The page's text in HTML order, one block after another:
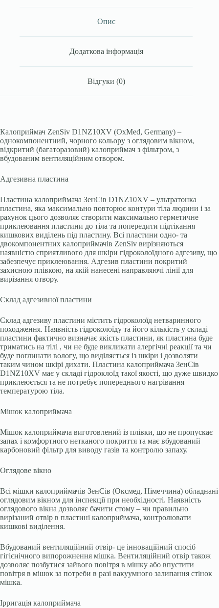
кількість
Опис
Додаткова інформація
Відгуки (0)
Калоприймач ZenSiv D1NZ10XV (OxMed, Germany) –
однокомпонентний, чорного кольору з оглядовим вікном,
відкритий (багаторазовий) калоприймач з фільтром, з
вбудованим вентиляційним отвором.
Адгезивна пластина
Пластина калоприймача ЗенСів D1NZ10XV – ультратонка
пластина, яка максимально повторює контури тіла людини і за
рахунок цього дозволяє створити максимально герметичне
приклеювання пластини до тіла та попередити підтікання
кишкових виділень під пластину. Всі пластини одно- та
двокомпонентних калоприймачів ZenSiv вирізняються
наявністю сприятливого для шкіри гідроколоїдного адгезиву, що
забезпечує приклеювання. Адгезив пластини покритий
захисною плівкою, на якій нанесені направляючі лінії для
вирізання отвору.
Склад адгезивної пластини
Склад адгезиву пластини містить гідроколоїд нетваринного
походження. Наявність гідроколоїду та його кількість у складі
пластини фактично визначає якість пластини, як пластина буде
триматись на тілі , чи не буде викликати алергічні реакції та чи
буде поглинати вологу, що виділяється із шкіри і дозволяти
таким чином шкірі дихати. Пластина калоприймача ЗенСів
D1NZ10XV має у складі гідроклоїд такої якості, що дуже швидко
приклеюється та не потребує попереднього нагрівання
температурою тіла.
Мішок калоприймача
Мішок калоприймача виготовлений із плівки, що не пропускає
запах і комфортного нетканого покриття та має вбудований
карбоновий фільтр для виводу газів та контролю запаху.
Оглядове вікно
Всі мішки калоприймачів ЗенСів (Оксмед, Німеччина) обладнані
оглядовим вікном для інспекції при необхідності. Наявність
оглядового вікна дозволяє бачити стому – чи правильно
вирізаний отвір в пластині калоприймача, контролювати
кишкові виділення.
Вбудований вентиляційний отвір- це інноваційний спосіб
гігієнічного випорожнення мішка. Вентиляційний отвір також
дозволяє позбутися зайвого повітря в мішку або впустити
повітря в мішок за потреби в разі вакуумного залипання стінок
мішка.
Ірригація калоприймача